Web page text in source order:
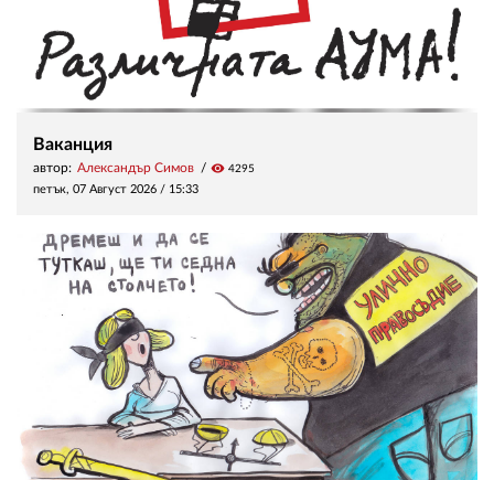
Ваканция
автор: Александър Симов visibility 4295
петък, 07 Август 2026 / 15:33